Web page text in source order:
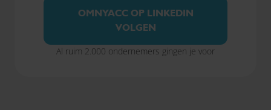
OMNYACC OP LINKEDIN
VOLGEN
Al ruim 2.000 ondernemers gingen je voor